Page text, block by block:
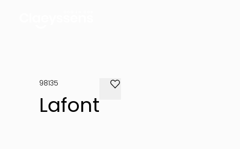
98135
Lafont